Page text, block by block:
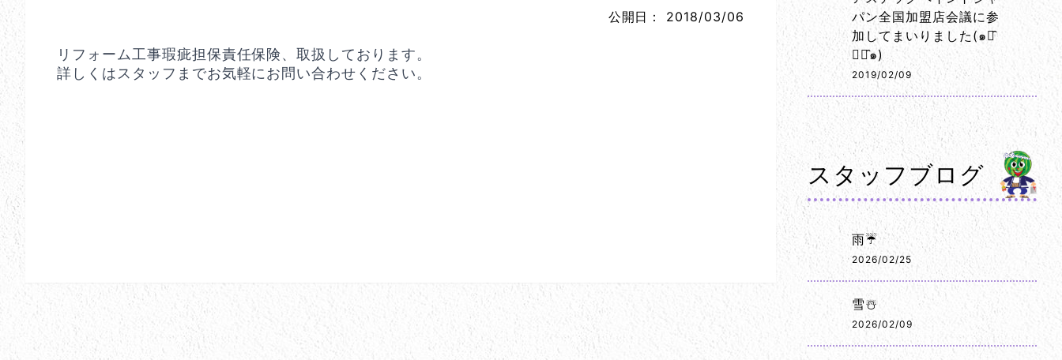
公開日： 2018/03/06
リフォーム工事瑕疵担保責任保険、取扱しております。
詳しくはスタッフまでお気軽にお問い合わせください。
パン全国加盟店会議に参
加してまいりました(๑･̑
◡･̑๑)
2019/02/09
スタッフブログ
雨☔
2026/02/25
雪☃️
2026/02/09